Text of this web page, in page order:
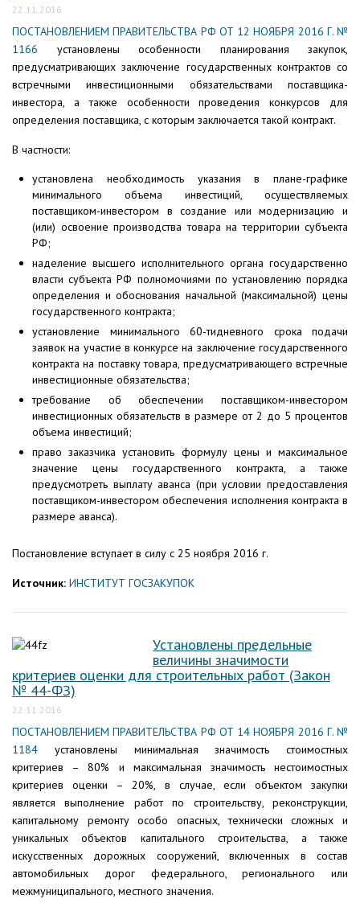
22.11.2016
ПОСТАНОВЛЕНИЕМ ПРАВИТЕЛЬСТВА РФ ОТ 12 НОЯБРЯ 2016 Г. №
1166 установлены особенности планирования закупок,
предусматривающих заключение государственных контрактов со
встречными инвестиционными обязательствами поставщика-
инвестора, а также особенности проведения конкурсов для
определения поставщика, с которым заключается такой контракт.
В частности:
установлена необходимость указания в плане-графике
минимального объема инвестиций, осуществляемых
поставщиком-инвестором в создание или модернизацию и
(или) освоение производства товара на территории субъекта
РФ;
наделение высшего исполнительного органа государственно
власти субъекта РФ полномочиями по установлению порядка
определения и обоснования начальной (максимальной) цены
государственного контракта;
установление минимального 60-тидневного срока подачи
заявок на участие в конкурсе на заключение государственного
контракта на поставку товара, предусматривающего встречные
инвестиционные обязательства;
требование об обеспечении поставщиком-инвестором
инвестиционных обязательств в размере от 2 до 5 процентов
объема инвестиций;
право заказчика установить формулу цены и максимальное
значение цены государственного контракта, а также
предусмотреть выплату аванса (при условии предоставления
поставщиком-инвестором обеспечения исполнения контракта в
размере аванса).
Постановление вступает в силу с 25 ноября 2016 г.
Источник: ИНСТИТУТ ГОСЗАКУПОК
Установлены предельные
величины значимости
критериев оценки для строительных работ (Закон
№ 44-ФЗ)
22.11.2016
ПОСТАНОВЛЕНИЕМ ПРАВИТЕЛЬСТВА РФ ОТ 14 НОЯБРЯ 2016 Г. №
1184 установлены минимальная значимость стоимостных
критериев – 80% и максимальная значимость нестоимостных
критериев оценки – 20%, в случае, если объектом закупки
является выполнение работ по строительству, реконструкции,
капитальному ремонту особо опасных, технически сложных и
уникальных объектов капитального строительства, а также
искусственных дорожных сооружений, включенных в состав
автомобильных дорог федерального, регионального или
межмуниципального, местного значения.